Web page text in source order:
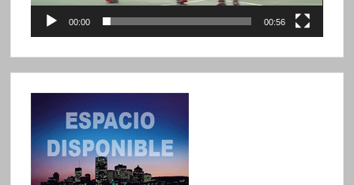
00:00 00:56